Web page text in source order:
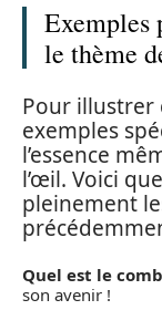
Exemples
le thème
Pour illustrer
exemples
l’essence
l’œil. Voici
pleinement
Quel est le
son avenir !